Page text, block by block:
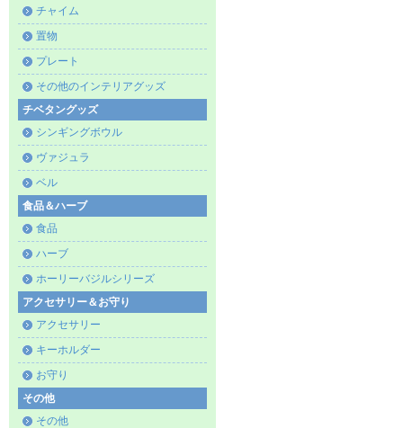
チャイム
置物
プレート
その他のインテリアグッズ
チベタングッズ
シンギングボウル
ヴァジュラ
ベル
食品＆ハーブ
食品
ハーブ
ホーリーバジルシリーズ
アクセサリー＆お守り
アクセサリー
キーホルダー
お守り
その他
その他